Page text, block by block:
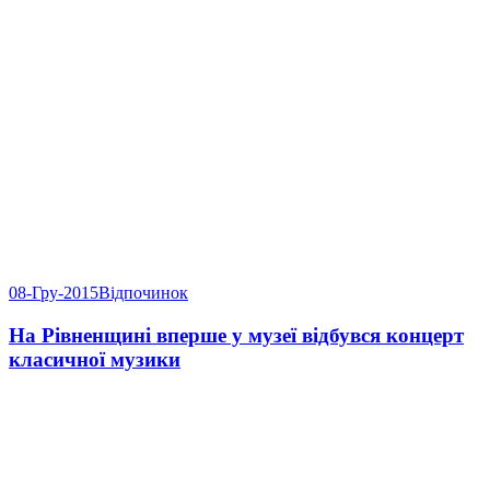
08-Гру-2015Відпочинок
На Рівненщині вперше у музеї відбувся концерт
класичної музики